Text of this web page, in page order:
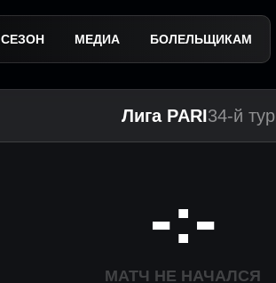
СЕЗОН МЕДИА БОЛЕЛЬЩИКАМ
Лига PARI34-й тур
-:-
МАТЧ НЕ НАЧАЛСЯ